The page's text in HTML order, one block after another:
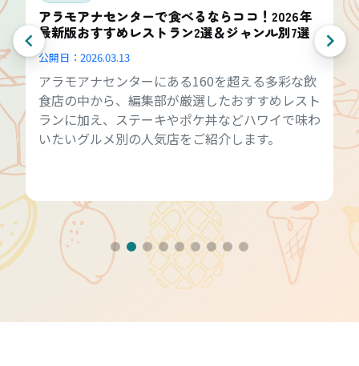
アラモアナセンターで食べるならココ！2026年
最新版おすすめレストラン2選＆ジャンル別7選
公開日： 2026.03.13
アラモアナセンターにある160を超える多彩な飲
食店の中から、編集部が厳選したおすすめレスト
ランに加え、ステーキやポケ丼などハワイで味わ
いたいグルメ別の人気店をご紹介します。